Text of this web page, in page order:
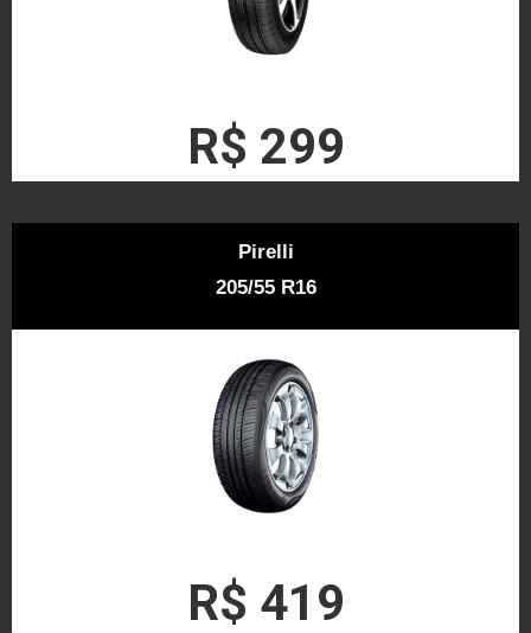
R$ 299
Pirelli
205/55 R16
R$ 419